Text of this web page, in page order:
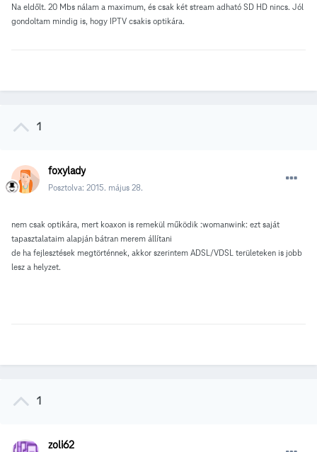
Na eldőlt. 20 Mbs nálam a maximum, és csak két stream adható SD HD nincs. Jól
gondoltam mindig is, hogy IPTV csakis optikára.
1
foxylady
Posztolva: 2015. május 28.
nem csak optikára, mert koaxon is remekül működik :womanwink: ezt saját
tapasztalataim alapján bátran merem állítani
de ha fejlesztések megtörténnek, akkor szerintem ADSL/VDSL területeken is jobb
lesz a helyzet.
1
zoli62